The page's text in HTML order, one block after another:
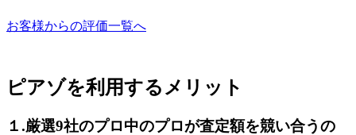
お客様からの評価一覧へ
ピアゾを利用するメリット
１.厳選9社のプロ中のプロが査定額を競い合うの